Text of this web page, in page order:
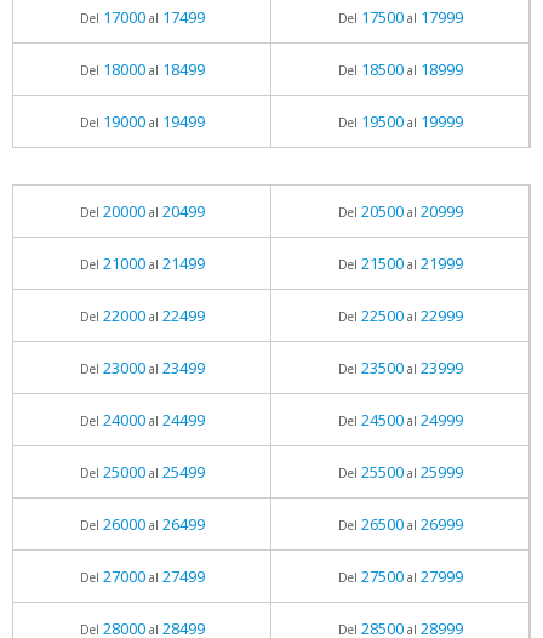
Del 17000al 17499 Del 17500al 17999
Del 18000al 18499 Del 18500al 18999
Del 19000al 19499 Del 19500al 19999
Del 20000al 20499 Del 20500al 20999
Del 21000al 21499 Del 21500al 21999
Del 22000al 22499 Del 22500al 22999
Del 23000al 23499 Del 23500al 23999
Del 24000al 24499 Del 24500al 24999
Del 25000al 25499 Del 25500al 25999
Del 26000al 26499 Del 26500al 26999
Del 27000al 27499 Del 27500al 27999
Del 28000al 28499 Del 28500al 28999